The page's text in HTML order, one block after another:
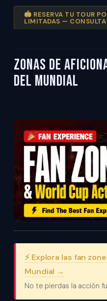
🏟️ RESERVA TU TOUR
LIMITADAS —
Zonas de
del Mundial
⚡ Explora las fan
Mundial →
No te pierdas la acción